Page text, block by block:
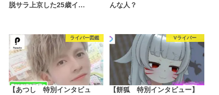
脱サラ上京した25歳イ…
んな人？
ライバー図鑑
【あつし 特別インタビュ
Vライバー
【餅狐 特別インタビュー】